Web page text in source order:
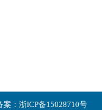
案：浙ICP备15028710号